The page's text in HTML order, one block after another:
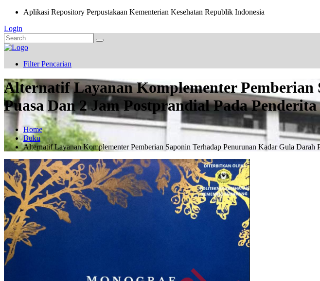
Aplikasi Repository Perpustakaan Kementerian Kesehatan Republik Indonesia
Login
Filter Pencarian
Alternatif Layanan Komplementer
Puasa Dan 2 Jam Postprandial Pada Penderita
Home
Buku
Alternatif Layanan Komplementer Pemberian Saponin Terhadap Penurunan Kadar Gula Darah